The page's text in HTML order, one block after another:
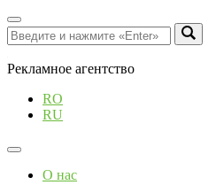
Рекламное агентство
RO
RU
О нас